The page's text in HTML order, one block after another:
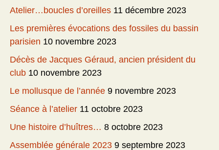
Atelier…boucles d’oreilles 11 décembre 2023
Les premières évocations des fossiles du bassin
parisien 10 novembre 2023
Décès de Jacques Géraud, ancien président du
club 10 novembre 2023
Le mollusque de l’année 9 novembre 2023
Séance à l’atelier 11 octobre 2023
Une histoire d’huîtres… 8 octobre 2023
Assemblée générale 2023 9 septembre 2023